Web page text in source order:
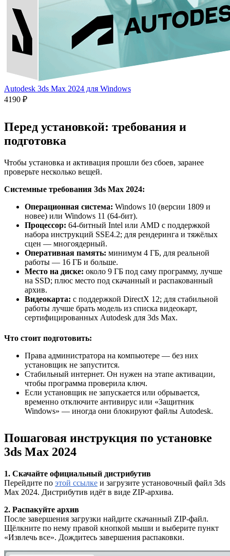
Autodesk 3ds Max 2024 для Windows
4190 ₽
Перед установкой: требования и
подготовка
Чтобы установка и активация прошли без сбоев, заранее
проверьте несколько вещей.
Системные требования 3ds Max 2024:
Операционная система: Windows 10 (версии 1809 и
новее) или Windows 11 (64-бит).
Процессор: 64-битный Intel или AMD с поддержкой
набора инструкций SSE4.2; для рендеринга и тяжёлых
сцен — многоядерный.
Оперативная память: минимум 4 ГБ, для реальной
работы — 16 ГБ и больше.
Место на диске: около 9 ГБ под саму программу, лучше
на SSD; плюс место под скачанный и распакованный
архив.
Видеокарта: с поддержкой DirectX 12; для стабильной
работы лучше брать модель из списка видеокарт,
сертифицированных Autodesk для 3ds Max.
Что стоит подготовить:
Права администратора на компьютере — без них
установщик не запустится.
Стабильный интернет. Он нужен на этапе активации,
чтобы программа проверила ключ.
Если установщик не запускается или обрывается,
временно отключите антивирус или «Защитник
Windows» — иногда они блокируют файлы Autodesk.
Пошаговая инструкция по установке
3ds Max 2024
1. Скачайте официальный дистрибутив
Перейдите по этой ссылке и загрузите установочный файл 3ds
Max 2024. Дистрибутив идёт в виде ZIP-архива.
2. Распакуйте архив
После завершения загрузки найдите скачанный ZIP-файл.
Щёлкните по нему правой кнопкой мыши и выберите пункт
«Извлечь все». Дождитесь завершения распаковки.